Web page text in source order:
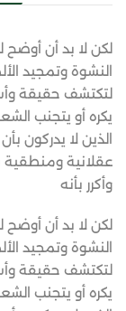
لكن لا بد أن أوضح
النشوة وتمجيد
لتكتشف حقيقة
يكره أو يتجنب
الذين لا يدركون
عقلانية ومنطقية
وأكرر بأنه
لكن لا بد أن أوضح
النشوة وتمجيد
لتكتشف حقيقة
يكره أو يتجنب